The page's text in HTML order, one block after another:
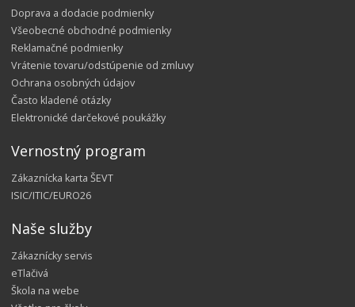
Doprava a dodacie podmienky
Všeobecné obchodné podmienky
Reklamačné podmienky
Vrátenie tovaru/odstúpenie od zmluvy
Ochrana osobných údajov
Často kladené otázky
Elektronické darčekové poukážky
Vernostný program
Zákaznícka karta ŠEVT
ISIC/ITIC/EURO26
Naše služby
Zákaznícky servis
eTlačivá
Škola na webe